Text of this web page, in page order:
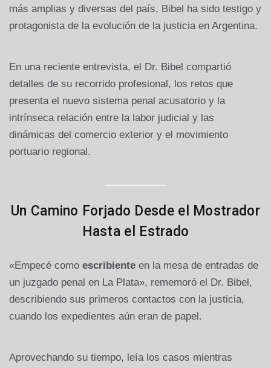
más amplias y diversas del país, Bibel ha sido testigo y
protagonista de la evolución de la justicia en Argentina.
En una reciente entrevista, el Dr. Bibel compartió
detalles de su recorrido profesional, los retos que
presenta el nuevo sistema penal acusatorio y la
intrínseca relación entre la labor judicial y las
dinámicas del comercio exterior y el movimiento
portuario regional.
Un Camino Forjado Desde el Mostrador
Hasta el Estrado
«Empecé como escribiente en la mesa de entradas de
un juzgado penal en La Plata», rememoró el Dr. Bibel,
describiendo sus primeros contactos con la justicia,
cuando los expedientes aún eran de papel.
Aprovechando su tiempo, leía los casos mientras